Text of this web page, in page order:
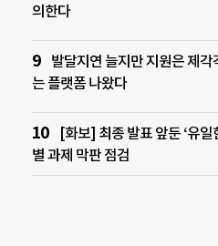
의한다
발달지연 늘지만 지원은 제각
는 플랫폼 나왔다
[화보] 최종 발표 앞둔 ‘유
별 과제 막판 점검